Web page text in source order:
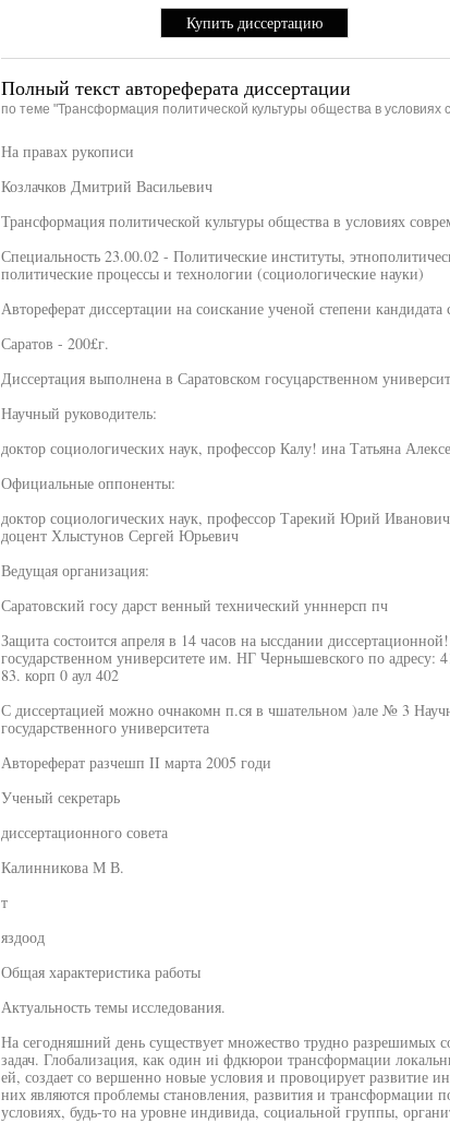
Купить диссертацию
Полный текст автореферата диссертации
по теме "Трансформация политической культуры общества в условиях
На правах рукописи
Козлачков Дмитрий Васильевич
Трансформация политической культуры общества в условиях
Специальность 23.00.02 - Политические институты,
политические процессы и технологии (социологические науки)
Автореферат диссертации на соискание ученой степени кандидата
Саратов - 200£г.
Диссертация выполнена в Саратовском госуцарственном
Научный руководитель:
доктор социологических наук, профессор Калу! ина Татьяна
Официальные оппоненты:
доктор социологических наук, профессор Тарекий Юрий
доцент Хлыстунов Сергей Юрьевич
Ведущая организация:
Саратовский госу дарст венный технический унннерсп пч
Защита состоится апреля в 14 часов на ыссдании
государственном университете им. НГ Чернышевского по адресу:
83. корп 0 аул 402
С диссертацией можно очнакомн п.ся в чшательном )але № 3
государственного университета
Автореферат разчешп II марта 2005 годи
Ученый секретарь
диссертационного совета
Калинникова М В.
т
яздоод
Общая характеристика работы
Актуальность темы исследования.
На сегодняшний день существует множество трудно разрешимых
задач. Глобализация, как один иi фдкюрои трансформации
ей, создает со вершенно новые условия и провоцирует развитие
них являются проблемы становления, развития и трансформации
условиях, будь-то на уровне индивида, социальной группы,